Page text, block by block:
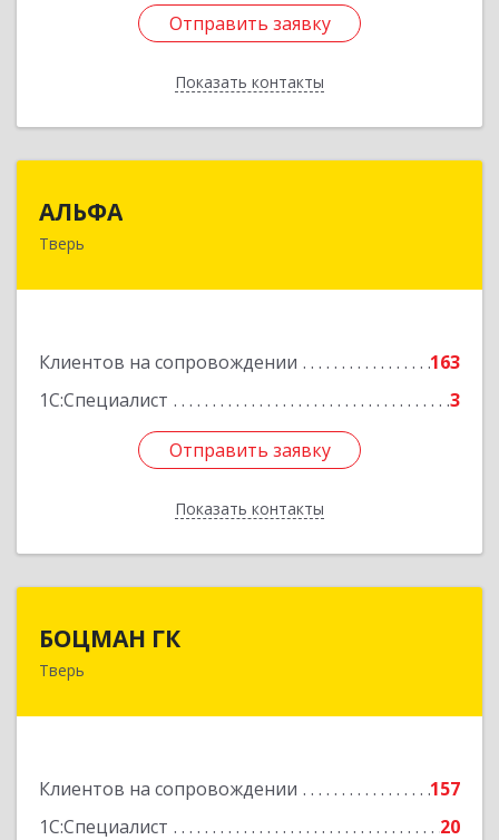
Отправить заявку
Показать контакты
Отправить заявку
Назад
АЛЬФА
Тверь
Клиентов на сопровождении
163
1С:Специалист
3
Отправить заявку
Показать контакты
170002, Тверская обл, Тверь г, Чайковского пр-
Отправить заявку
Назад
БОЦМАН ГК
Тверь
Клиентов на сопровождении
157
1С:Специалист
20